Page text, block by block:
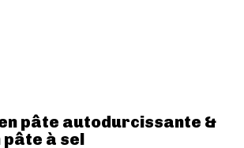
pâte autodurcissante &
pâte à sel